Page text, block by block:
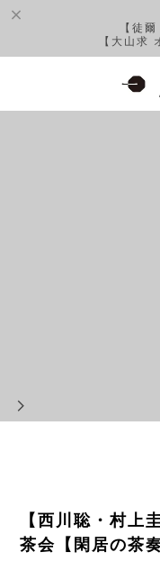
【徒
【大山求
【西川聡・村上
茶会【閑居の茶